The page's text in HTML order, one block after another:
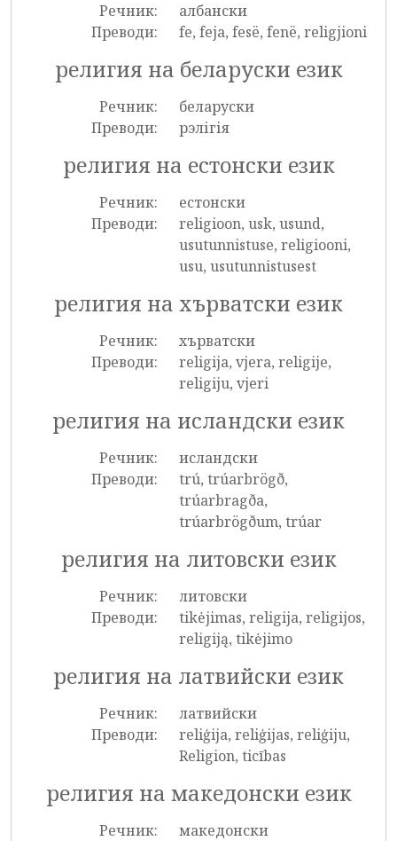
Речник:
албански
Преводи:
fe, feja, fesë, fenë, religjioni
религия на беларуски език
Речник:
беларуски
Преводи:
рэлігія
религия на естонски език
Речник:
естонски
Преводи:
religioon, usk, usund,
usutunnistuse, religiooni,
usu, usutunnistusest
религия на хърватски език
Речник:
хърватски
Преводи:
religija, vjera, religije,
religiju, vjeri
религия на исландски език
Речник:
исландски
Преводи:
trú, trúarbrögð,
trúarbragða,
trúarbrögðum, trúar
религия на литовски език
Речник:
литовски
Преводи:
tikėjimas, religija, religijos,
religiją, tikėjimo
религия на латвийски език
Речник:
латвийски
Преводи:
reliģija, reliģijas, reliģiju,
Religion, ticības
религия на македонски език
Речник:
македонски